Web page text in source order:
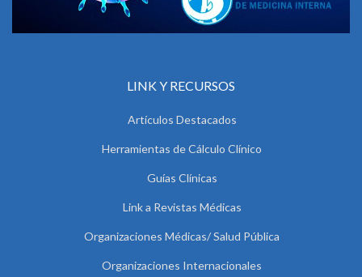
LINK Y RECURSOS
Artículos Destacados
Herramientas de Cálculo Clínico
Guías Clínicas
Link a Revistas Médicas
Organizaciones Médicas/ Salud Pública
Organizaciones Internacionales